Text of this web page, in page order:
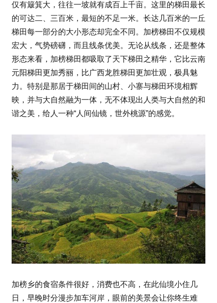
仅有簸箕大，往往一坡就有成百上千亩。这里的梯田最长
的可达二、三百米，最短的不足一米。长达几百米的一丘
梯田每一部分的大小形态却完全不同。加榜梯田不仅规模
宏大，气势磅礴，而且线条优美。无论从线条，还是整体
形态来看，加榜梯田都吸取了天下梯田之精华，它比云南
元阳梯田更加秀丽，比广西龙胜梯田更加壮观，极具魅
力。特别是那居于梯田间的山村、小寨与梯田环境相辉
映，并与大自然融为一体，无不体现出人类与大自然的和
谐之美，给人一种“人间仙镜，世外桃源”的感觉。
加榜乡的食宿条件很好，消费也不高，在此仙境小住几
日，早晚时分漫步加车河岸，眼前的美景会让你终生难